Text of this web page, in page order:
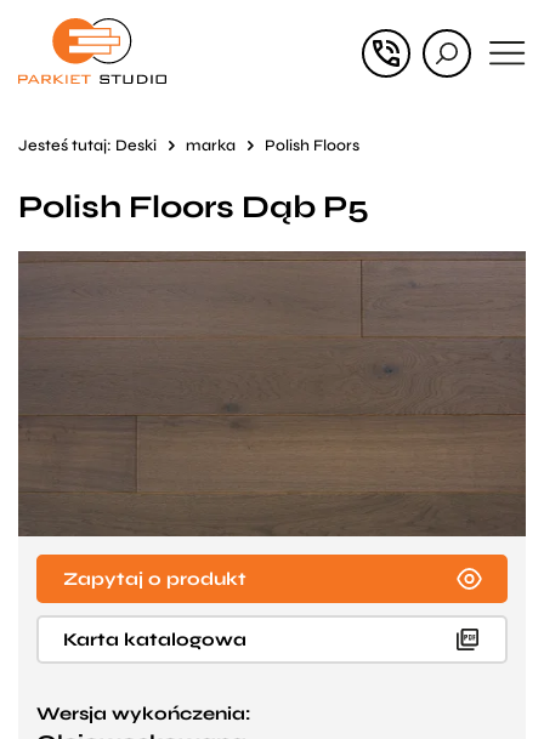
Przejdź
Przejdź
stopce
Jesteś tutaj: Deski marka Polish Floors
Polish Floors Dąb P5
Zapytaj o produkt
Karta katalogowa
Wersja wykończenia: